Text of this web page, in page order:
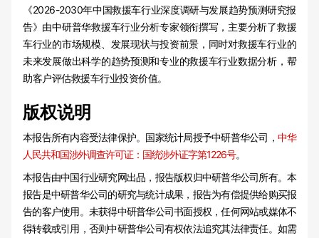
《2026-2030年中国救援车行业深度调研与发展趋势预测研究报
告》由中研普华救援车行业分析专家领衔撰写，主要分析了救援
车行业的市场规模、发展现状与投资前景，同时对救援车行业的
未来发展做出科学的趋势预测和专业的救援车行业数据分析，帮
助客户评估救援车行业投资价值。
版权说明
本报告所有内容受法律保护。国家统计局授予中研普华公司， 中华
人民共和国涉外调查许可证：国统涉外证字第1226号。
本报告由中国行业研究网出品，报告版权归中研普华公司所有。本
报告是中研普华公司的研究与统计成果，报告为有偿提供给购买报
告的客户使用。未获得中研普华公司书面授权，任何网站或媒体不
得转载或引用，否则中研普华公司有权依法追究其法律责任。如需